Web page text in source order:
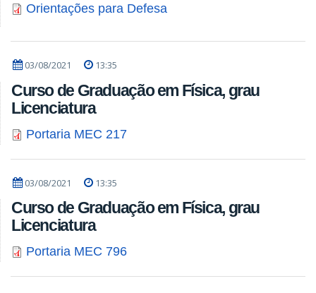
Orientações para Defesa
03/08/2021 13:35
Curso de Graduação em Física, grau
Licenciatura
Portaria MEC 217
03/08/2021 13:35
Curso de Graduação em Física, grau
Licenciatura
Portaria MEC 796